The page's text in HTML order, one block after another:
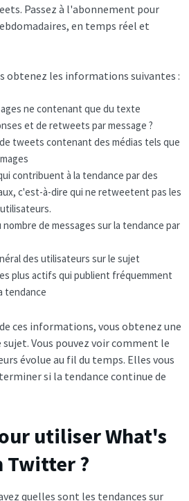
Passez à l'abonnement pour
en temps réel et
obtenez les informations suivantes :
ne contenant que du texte
et de retweets par message ?
tweets contenant des médias tels que
contribuent à la tendance par des
c'est-à-dire qui ne retweetent pas les
nombre de messages sur la tendance par
des utilisateurs sur le sujet
plus actifs qui publient fréquemment
tendance
ces informations, vous obtenez une
sujet. Vous pouvez voir comment le
évolue au fil du temps. Elles vous
si la tendance continue de
utiliser What's
Twitter ?
quelles sont les tendances sur